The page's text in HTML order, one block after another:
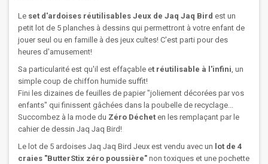
Le set d'ardoises réutilisables Jeux de Jaq Jaq Bird est un
petit lot de 5 planches à dessins qui permettront à votre enfant de
jouer seul ou en famille à des jeux cultes! C'est parti pour des
heures d'amusement!
Sa particularité est qu'il est effaçable et réutilisable à l'infini, un
simple coup de chiffon humide suffit!
Fini les dizaines de feuilles de papier "joliement décorées par vos
enfants" qui finissent gâchées dans la poubelle de recyclage...
Succombez à la mode du Zéro Déchet en les remplaçant par le
cahier de dessin Jaq Jaq Bird!
Le lot de 5 ardoises Jaq Jaq Bird Jeux est vendu avec un lot de 4
craies "ButterStix zéro poussière" non toxiques et une pochette